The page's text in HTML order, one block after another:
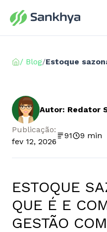
/ Blog/
Autor: Redator
Publicação:
fev 12, 2026
91 9 min
ESTOQUE
QUE É E
GESTÃO